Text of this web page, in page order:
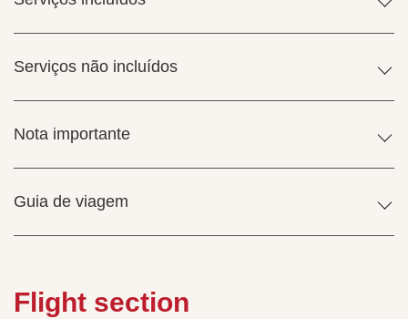
Serviços não incluídos
Nota importante
Guia de viagem
Flight section